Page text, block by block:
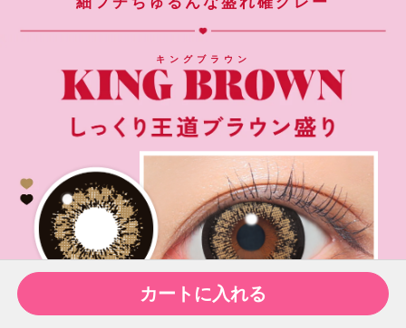
キングブラウン
カートに入れる